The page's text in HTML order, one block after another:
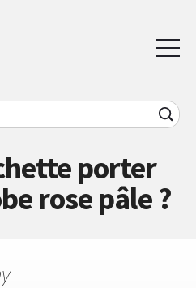
porter
rose pâle ?